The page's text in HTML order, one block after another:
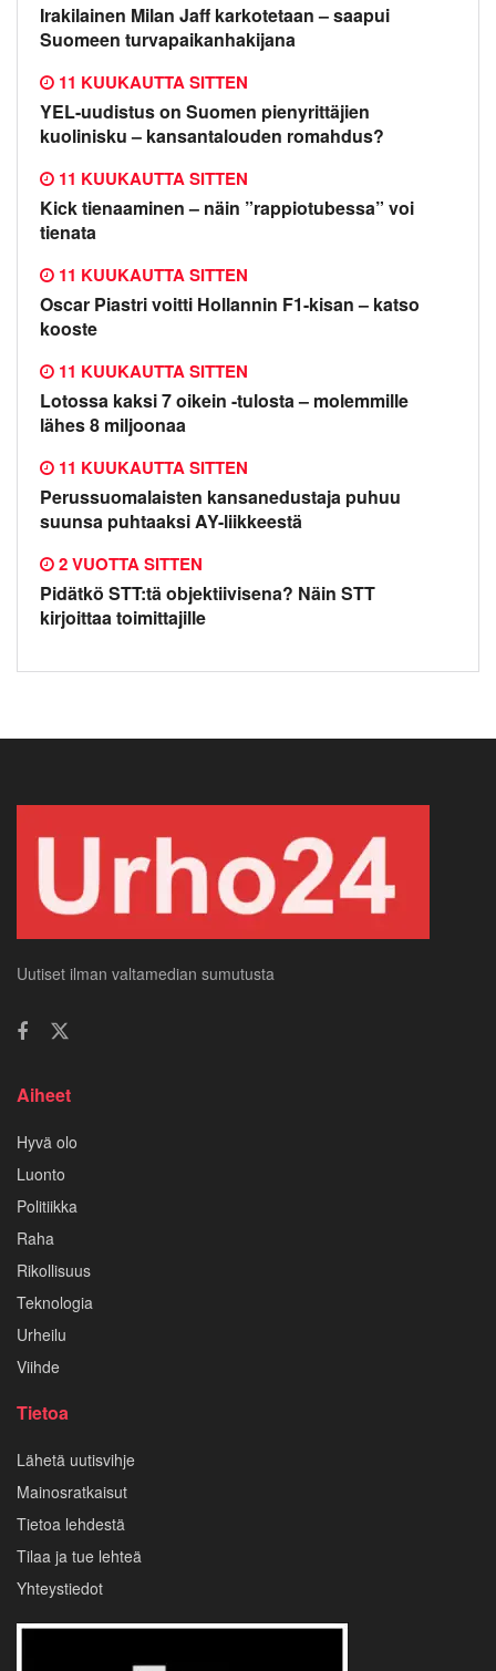
Irakilainen Milan Jaff karkotetaan – saapui
Suomeen turvapaikanhakijana
YEL-uudistus on Suomen pienyrittäjien
kuolinisku – kansantalouden romahdus?
11 KUUKAUTTA SITTEN
Kick tienaaminen – näin ”rappiotubessa” voi
tienata
11 KUUKAUTTA SITTEN
Oscar Piastri voitti Hollannin F1-kisan – katso
kooste
11 KUUKAUTTA SITTEN
Lotossa kaksi 7 oikein -tulosta – molemmille
lähes 8 miljoonaa
11 KUUKAUTTA SITTEN
Perussuomalaisten kansanedustaja puhuu
suunsa puhtaaksi AY-liikkeestä
11 KUUKAUTTA SITTEN
Pidätkö STT:tä objektiivisena? Näin STT
kirjoittaa toimittajille
2 VUOTTA SITTEN
Uutiset ilman valtamedian sumutusta
Aiheet
Hyvä olo
Luonto
Politiikka
Raha
Rikollisuus
Teknologia
Urheilu
Viihde
Tietoa
Lähetä uutisvihje
Mainosratkaisut
Tietoa lehdestä
Tilaa ja tue lehteä
Yhteystiedot